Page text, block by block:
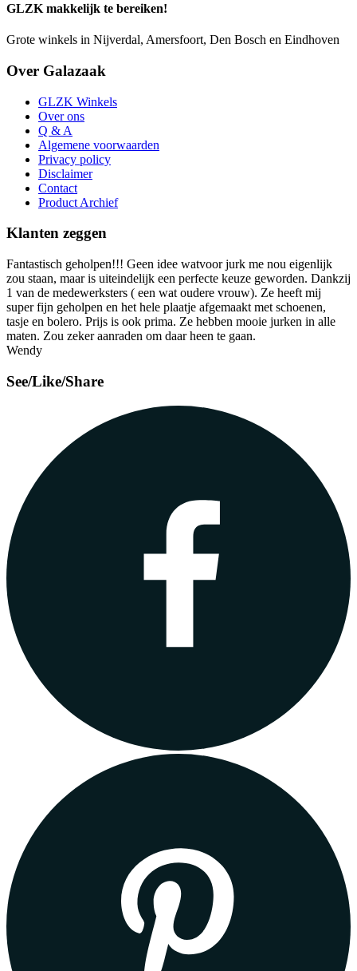
GLZK makkelijk te bereiken!
Grote winkels in Nijverdal, Amersfoort, Den Bosch en Eindhoven
Over Galazaak
GLZK Winkels
Over ons
Q & A
Algemene voorwaarden
Privacy policy
Disclaimer
Contact
Product Archief
Klanten zeggen
Fantastisch geholpen!!! Geen idee watvoor jurk me nou eigenlijk
zou staan, maar is uiteindelijk een perfecte keuze geworden. Dankzij
1 van de medewerksters ( een wat oudere vrouw). Ze heeft mij
super fijn geholpen en het hele plaatje afgemaakt met schoenen,
tasje en bolero. Prijs is ook prima. Ze hebben mooie jurken in alle
maten. Zou zeker aanraden om daar heen te gaan.
Wendy
See/Like/Share